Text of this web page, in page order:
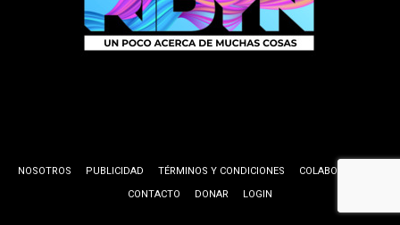
NOSOTROS PUBLICIDAD TÉRMINOS Y CONDICIONES
COLABORADORES
CONTACTO
DONAR LOGIN